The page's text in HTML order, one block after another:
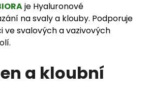
je Hyaluronové
na svaly a klouby. Podporuje
ve svalových a vazivových
a kloubní